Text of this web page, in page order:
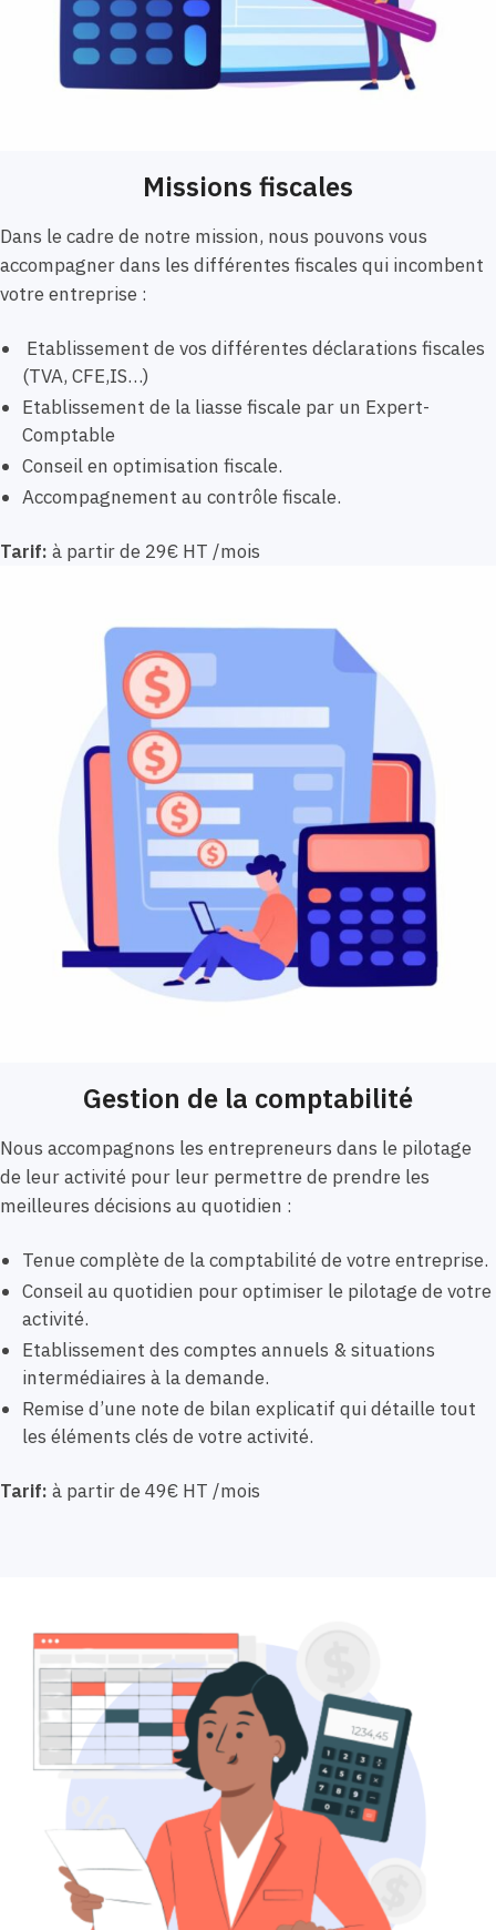
Missions fiscales
Dans le cadre de notre mission, nous pouvons vous
accompagner dans les différentes fiscales qui incombent
votre entreprise :
Etablissement de vos différentes déclarations fiscales
(TVA, CFE,IS…)
Etablissement de la liasse fiscale par un Expert-
Comptable
Conseil en optimisation fiscale.
Accompagnement au contrôle fiscale.
Tarif: à partir de 29€ HT /mois
Gestion de la comptabilité
Nous accompagnons les entrepreneurs dans le pilotage
de leur activité pour leur permettre de prendre les
meilleures décisions au quotidien :
Tenue complète de la comptabilité de votre entreprise.
Conseil au quotidien pour optimiser le pilotage de votre
activité.
Etablissement des comptes annuels & situations
intermédiaires à la demande.
Remise d’une note de bilan explicatif qui détaille tout
les éléments clés de votre activité.
Tarif: à partir de 49€ HT /mois